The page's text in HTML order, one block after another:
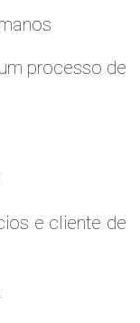
processo de
e cliente de